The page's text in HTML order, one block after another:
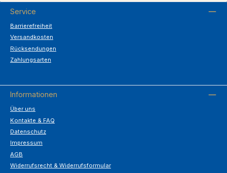
Service
Barrierefreiheit
Versandkosten
Rücksendungen
Zahlungsarten
Informationen
Über uns
Kontakte & FAQ
Datenschutz
Impressum
AGB
Widerrufsrecht & Widerrufsformular